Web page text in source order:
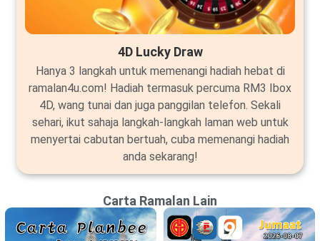
4D Lucky Draw
Hanya 3 langkah untuk memenangi hadiah hebat di
ramalan4u.com! Hadiah termasuk percuma RM3 Ibox
4D, wang tunai dan juga panggilan telefon. Sekali
sehari, ikut sahaja langkah-langkah laman web untuk
menyertai cabutan bertuah, cuba memenangi hadiah
anda sekarang!
Carta Ramalan Lain